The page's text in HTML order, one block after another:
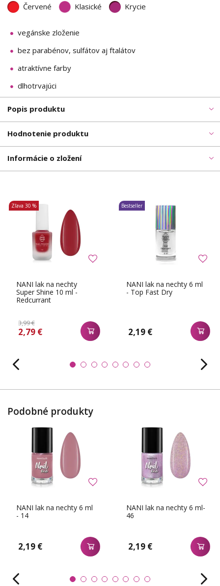
Červené Klasické Krycie
vegánske zloženie
bez parabénov, sulfátov aj ftalátov
atraktívne farby
dlhotrvajúci
Popis produktu
Hodnotenie produktu
Informácie o zložení
NANI lak na nechty
Super Shine 10 ml -
Redcurrant
3,99 €
2,79 €
Zľava 30 %
NANI lak na nechty 6 ml
- Top Fast Dry
2,19 €
Bestseller
Podobné produkty
NANI lak na nechty 6 ml
- 14
2,19 €
NANI lak na nechty 6 ml-
46
2,19 €